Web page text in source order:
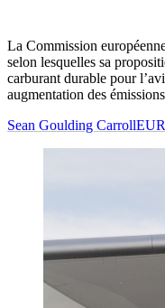
La Commission
selon lesquelles sa
carburant durable pour
augmentation des
Sean Goulding Carroll